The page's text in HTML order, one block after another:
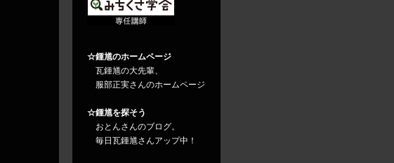
☆鍾馗のホームページ
瓦鍾馗の大先輩、
服部正実さんのホームページ
☆鍾馗を探そう
おとんさんのブログ。
毎日瓦鍾馗さんアップ中！